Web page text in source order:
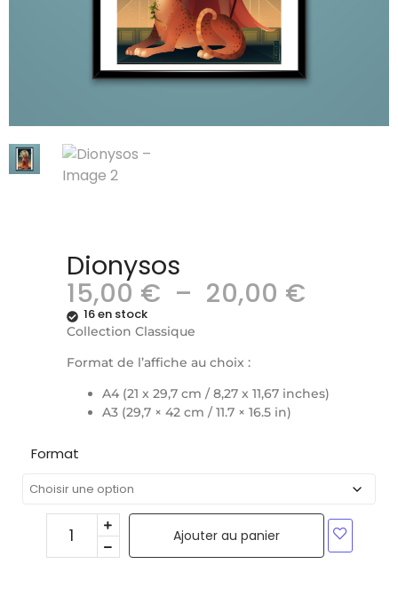
Dionysos
15,00 € – 20,00 €
16 en stock
Collection Classique
Format de l’affiche au choix :
A4 (21 x 29,7 cm / 8,27 x 11,67 inches)
A3 (29,7 × 42 cm / 11.7 × 16.5 in)
Format
Ajouter au panier